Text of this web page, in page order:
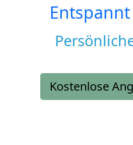
Kostenlose